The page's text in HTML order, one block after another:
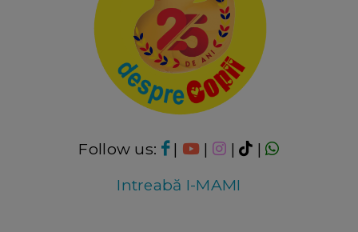
Follow us: | | |
|
Intreabă I-MAMI